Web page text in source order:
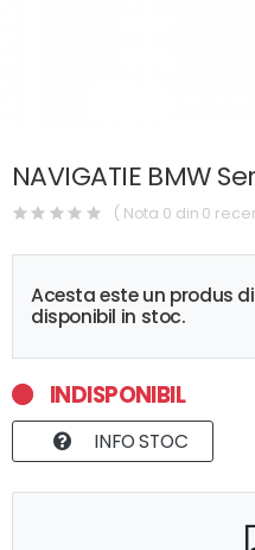
NAVIGATIE BMW
( Nota 0 din 0
Acesta este un produs
disponibil in stoc.
INDISPONIBIL
INFO STOC